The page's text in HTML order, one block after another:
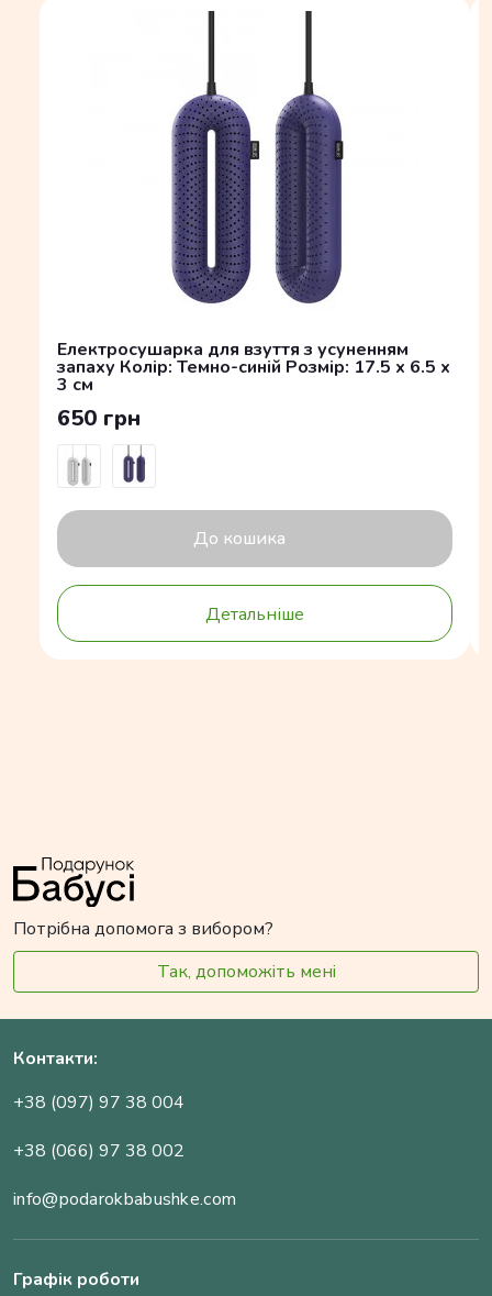
Електросушарка для взуття з усуненням
запаху Колір: Темно-синій Розмір: 17.5 x 6.5 x
3 см
650 грн
До кошика
Детальніше
Потрібна допомога з вибором?
Так, допоможіть мені
Контакти:
+38 (097) 97 38 004
+38 (066) 97 38 002
info@podarokbabushke.com
Графік роботи